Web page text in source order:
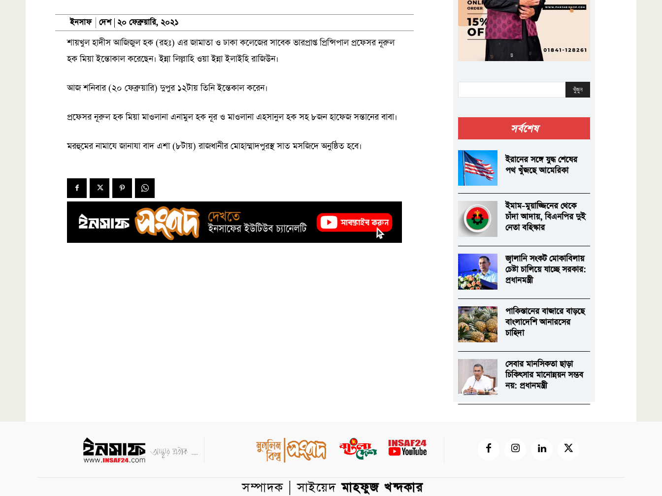
ইনসাফ দেশ ২০ ফেব্রুয়ারি, ২০২১
শায়খুল হাদীস আজিজুল হক (রহঃ) এর জামাতা ও ঢাকা কলেজের সাবেক ভারপ্রাপ্ত প্রিন্সিপাল প্রফেসর নূরুল
হক মিয়া ইন্তোকাল করেছেন। ইন্না লিল্লাহি ওয়া ইন্না ইলাইহি রাজিউন।
আজ শনিবার (২০ ফেব্রুয়ারি) দুপুর ১২টায় তিনি ইন্তেকাল করেন।
প্রফেসর নূরুল হক মিয়া মাওলানা এনামুল হক নূর ও মাওলানা এহসানুল হক সহ ৮জন হাফেজ সন্তানের বাবা।
মরহুমের নামাযে জানাযা বাদ এশা (৮টায়) রাজধানীর মোহাম্মাদপুরস্থ সাত মসজিদে অনুষ্ঠিত হবে।
খুঁজুন
সর্বশেষ
ইরানের সঙ্গে যুদ্ধ শেষের
পথ খুঁজছে আমেরিকা
ইমাম-মুয়াজ্জিনের থেকে
চাঁদা আদায়, বিএনপির দুই
নেতা বহিস্কার
জ্বালানি সংকট মোকাবিলায়
চেষ্টা চালিয়ে যাচ্ছে সরকার:
প্রধানমন্ত্রী
পাকিস্তানের বাজারে বাড়ছে
বাংলাদেশি আনারসের
চাহিদা
সেবার মানসিকতা ছাড়া
চিকিৎসার মানোন্নয়ন সম্ভব
নয়: প্রধানমন্ত্রী
সম্পাদক | সাইয়েদমাহফুজ খন্দকার